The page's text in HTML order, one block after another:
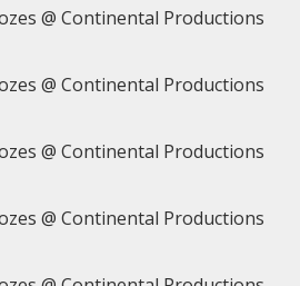
@ Continental Productions
@ Continental Productions
@ Continental Productions
@ Continental Productions